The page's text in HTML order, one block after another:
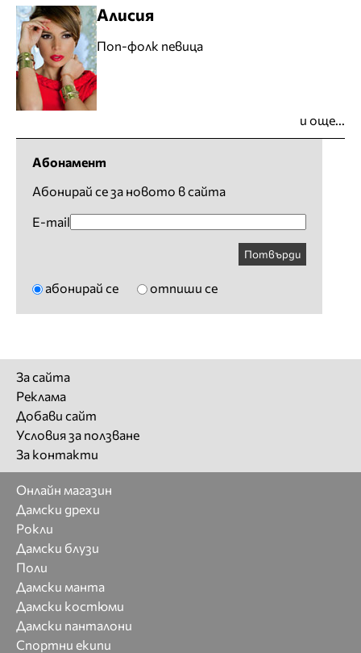
Алисия
Поп-фолк певица
и още...
Абонамент
Абонирай се за новото в сайта
E-mail
Потвърди
абонирай се отпиши се
За сайта
Реклама
Добави сайт
Условия за ползване
За контакти
Онлайн магазин
Дамски дрехи
Рокли
Дамски блузи
Поли
Дамски манта
Дамски костюми
Дамски панталони
Спортни екипи